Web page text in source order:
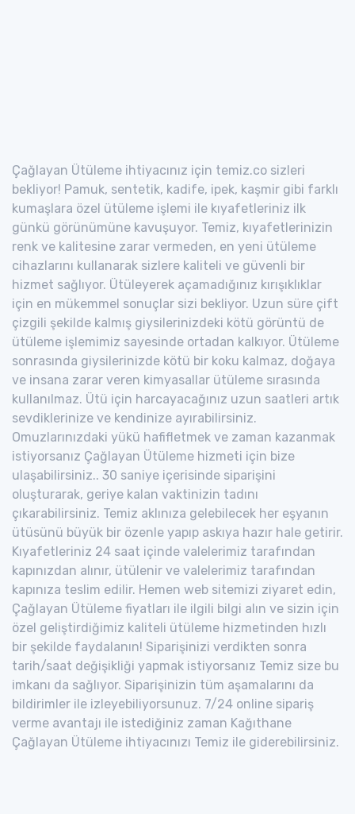
Çağlayan Ütüleme ihtiyacınız için temiz.co sizleri
bekliyor! Pamuk, sentetik, kadife, ipek, kaşmir gibi farklı
kumaşlara özel ütüleme işlemi ile kıyafetleriniz ilk
günkü görünümüne kavuşuyor. Temiz, kıyafetlerinizin
renk ve kalitesine zarar vermeden, en yeni ütüleme
cihazlarını kullanarak sizlere kaliteli ve güvenli bir
hizmet sağlıyor. Ütüleyerek açamadığınız kırışıklıklar
için en mükemmel sonuçlar sizi bekliyor. Uzun süre çift
çizgili şekilde kalmış giysilerinizdeki kötü görüntü de
ütüleme işlemimiz sayesinde ortadan kalkıyor. Ütüleme
sonrasında giysilerinizde kötü bir koku kalmaz, doğaya
ve insana zarar veren kimyasallar ütüleme sırasında
kullanılmaz. Ütü için harcayacağınız uzun saatleri artık
sevdiklerinize ve kendinize ayırabilirsiniz.
Omuzlarınızdaki yükü hafifletmek ve zaman kazanmak
istiyorsanız Çağlayan Ütüleme hizmeti için bize
ulaşabilirsiniz.. 30 saniye içerisinde siparişini
oluşturarak, geriye kalan vaktinizin tadını
çıkarabilirsiniz. Temiz aklınıza gelebilecek her eşyanın
ütüsünü büyük bir özenle yapıp askıya hazır hale getirir.
Kıyafetleriniz 24 saat içinde valelerimiz tarafından
kapınızdan alınır, ütülenir ve valelerimiz tarafından
kapınıza teslim edilir. Hemen web sitemizi ziyaret edin,
Çağlayan Ütüleme fiyatları ile ilgili bilgi alın ve sizin için
özel geliştirdiğimiz kaliteli ütüleme hizmetinden hızlı
bir şekilde faydalanın! Siparişinizi verdikten sonra
tarih/saat değişikliği yapmak istiyorsanız Temiz size bu
imkanı da sağlıyor. Siparişinizin tüm aşamalarını da
bildirimler ile izleyebiliyorsunuz. 7/24 online sipariş
verme avantajı ile istediğiniz zaman Kağıthane
Çağlayan Ütüleme ihtiyacınızı Temiz ile giderebilirsiniz.